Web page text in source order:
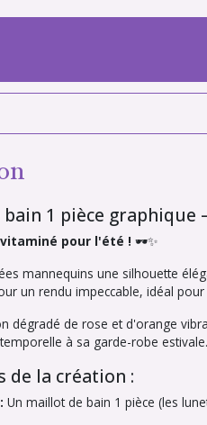
1 pièce graphique
pour l'été ! 🕶️✨
mannequins une silhouette
un rendu impeccable, idéal
dégradé de rose et d'orange
à sa garde-robe
de la création :
Un maillot de bain 1 pièce (les